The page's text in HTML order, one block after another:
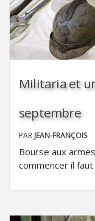
Militaria et
septembre
PAR JEAN-FRANÇOIS
Bourse aux
commencer il